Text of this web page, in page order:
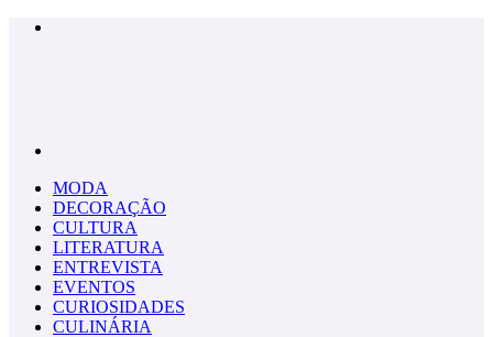
MODA
DECORAÇÃO
CULTURA
LITERATURA
ENTREVISTA
EVENTOS
CURIOSIDADES
CULINÁRIA